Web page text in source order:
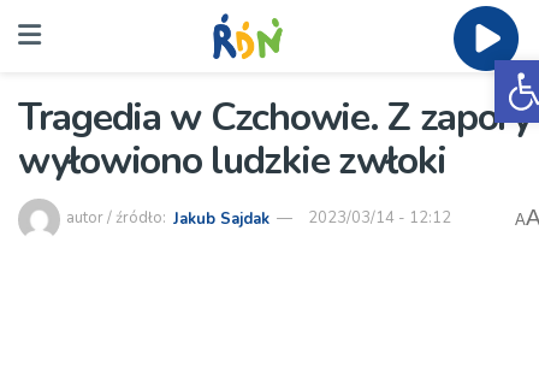
Tragedia w Czchowie. Z zapory
wyłowiono ludzkie zwłoki
autor / źródło: Jakub Sajdak 2023/03/14 - 12:12 A